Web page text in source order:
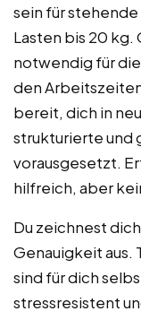
sein für
Lasten bis 20 kg.
notwendig für
den
bereit, dich in
strukturierte und
vorausgesetzt.
hilfreich, aber
Du zeichnest
Genauigkeit
sind für dich
stressresistent